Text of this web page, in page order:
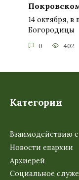
14 октября, в
Богородицы
0 402
Категории
Взаимодействию с
Новости епархии
Архиерей
Социальное